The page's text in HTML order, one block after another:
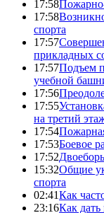
17:58
17:58
спорта
17:57
прикладных
17:57Подъем
учебной
17:56
17:55
на третий
17:54
17:53Боевое
17:52
15:32Общие
спорта
02:41Как
23:16Как